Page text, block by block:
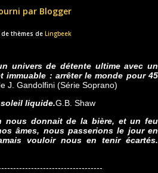
par Blogger
de thèmes de Lingbeek
univers de détente ultime avec un
immuable : arrêter le monde pour 45
J. Gandolfini (Série Soprano)
liquide.G.B. Shaw
nous donnait de la bière, et un feu
âmes, nous passerions le jour en
vouloir nous en tenir écartés.